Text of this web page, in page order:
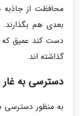
محافظت از
بعدی هم
دست کند عمیق که
گذاشته اند.
دسترسی به غار
به منظور دسترسی